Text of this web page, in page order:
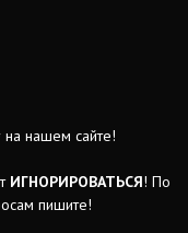
нашем сайте!
ИГНОРИРОВАТЬСЯ! По
пишите!